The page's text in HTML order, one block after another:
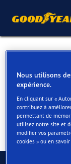
Pneus
X6 &
Nous utilisons
expérience.
En cliquant sur «
contribuez à
permettant de
utilisez notre site et
modifier vos
cookies » ou en